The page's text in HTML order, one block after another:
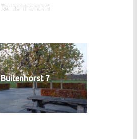
Buitenhorst 6
Buitenhorst 7